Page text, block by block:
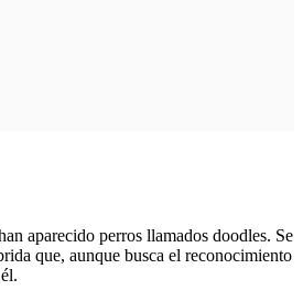
aparecido perros llamados doodles. Se
que, aunque busca el reconocimiento